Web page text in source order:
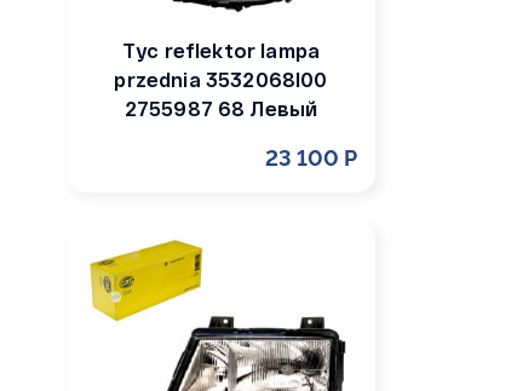
Tyc reflektor lampa
przednia 3532068l00
2755987 68 Левый
23 100 Р